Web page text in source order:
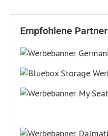
Empfohlene Partner